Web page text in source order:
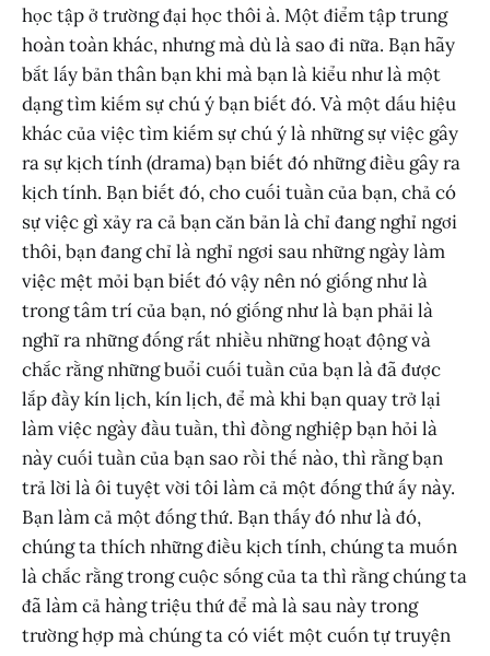
học tập ở trường đại học thôi à. Một điểm tập trung
hoàn toàn khác, nhưng mà dù là sao đi nữa. Bạn hãy
bắt lấy bản thân bạn khi mà bạn là kiểu như là một
dạng tìm kiếm sự chú ý bạn biết đó. Và một dấu hiệu
khác của việc tìm kiếm sự chú ý là những sự việc gây
ra sự kịch tính (drama) bạn biết đó những điều gây ra
kịch tính. Bạn biết đó, cho cuối tuần của bạn, chả có
sự việc gì xảy ra cả bạn căn bản là chỉ đang nghỉ ngơi
thôi, bạn đang chỉ là nghỉ ngơi sau những ngày làm
việc mệt mỏi bạn biết đó vậy nên nó giống như là
trong tâm trí của bạn, nó giống như là bạn phải là
nghĩ ra những đống rất nhiều những hoạt động và
chắc rằng những buổi cuối tuần của bạn là đã được
lắp đầy kín lịch, kín lịch, để mà khi bạn quay trở lại
làm việc ngày đầu tuần, thì đồng nghiệp bạn hỏi là
này cuối tuần của bạn sao rồi thế nào, thì rằng bạn
trả lời là ôi tuyệt vời tôi làm cả một đống thứ ấy này.
Bạn làm cả một đống thứ. Bạn thấy đó như là đó,
chúng ta thích những điều kịch tính, chúng ta muốn
là chắc rằng trong cuộc sống của ta thì rằng chúng ta
đã làm cả hàng triệu thứ để mà là sau này trong
trường hợp mà chúng ta có viết một cuốn tự truyện